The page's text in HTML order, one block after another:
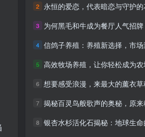
2 永恒的爱恋，代表暗恋与守护
3 为何黑毛和牛成为餐厅人气招牌
4 信鸽子养殖：养殖新选择，市
5 高效牧场养殖，让你轻松成为农
6 想要感受浪漫，来最大的薰衣草种植基地吧，你绝
7 揭秘百灵鸟般歌声的奥秘，原来秘密在这
8 银杏水杉活化石揭秘：地球生
2 永恒的爱恋，代表暗恋与守护
3 为何黑毛和牛成为餐厅人气招牌
4 信鸽子养殖：养殖新选择，市
5 高效牧场养殖，让你轻松成为农
6 想要感受浪漫，来最大的薰衣草种植基地吧，你绝
7 揭秘百灵鸟般歌声的奥秘，原来秘密在这
8 银杏水杉活化石揭秘：地球生